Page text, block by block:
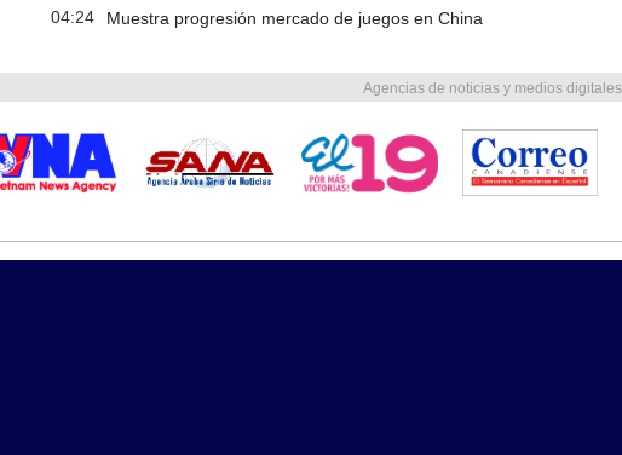
04:24 Muestra progresión mercado de juegos en China
Agencias de noticias y medios digitales